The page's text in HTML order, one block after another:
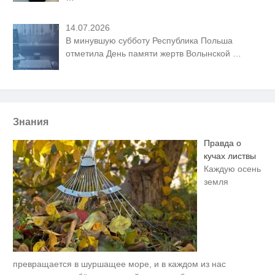
14.07.2026
В минувшую субботу Республика Польша
отметила День памяти жертв Волынской
Знания
Правда о
кучах листвы
Каждую осень
земля
превращается в шуршащее море, и в каждом из нас
i
Ролик длится пару секунд, но